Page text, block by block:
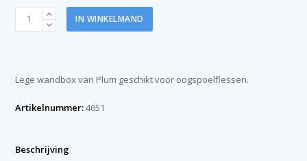
Plum
wandbox
500
en
IN WINKELMAND
Lege wandbox van Plum geschikt voor oogspoelflessen.
Artikelnummer:4651
Beschrijving